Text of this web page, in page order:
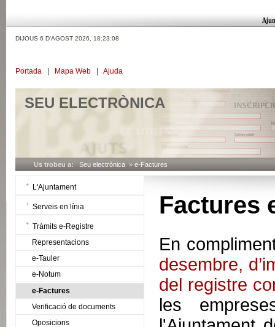
DIJOUS 6 D'AGOST 2026, 18:23:09
Portada Mapa Web Ajuda
SEU ELECTRÒNICA
Us trobeu a: Seu electrònica » e-Factures
L'Ajuntament
Serveis en línia
Tràmits e-Registre
Representacions
e-Tauler
e-Notum
e-Factures
Verificació de documents
Oposicions
Factures
En
desembre,
del registre
les